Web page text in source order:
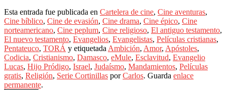
Esta entrada fue publicada en Cartelera de cine, Cine aventuras,
Cine bíblico, Cine de evasión, Cine drama, Cine épico, Cine
norteamericano, Cine peplum, Cine religioso, El antiguo testamento,
El nuevo testamento, Evangelios, Evangelistas, Películas cristianas,
Pentateuco, TORÁ y etiquetadaAmbición, Amor, Apóstoles,
Codicia, Cristianismo, Damasco, eMule, Esclavitud, Evangelio
Lucas, Hijo Pródigo, Israel, Judaísmo, Mandamientos, Películas
gratis, Religión, Serie Cortinillas porCarlos. Guarda enlace
permanente.